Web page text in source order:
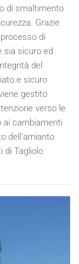
di smaltimento
Grazie
di
sia sicuro ed
del
e sicuro
gestito
verso le
ai cambiamenti
dell'amianto
di Tagliolo